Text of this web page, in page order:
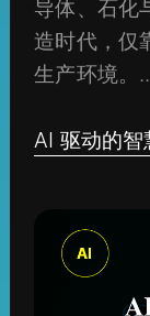
导体、石化
造时代，仅
生产环境。
AI 驱动的智